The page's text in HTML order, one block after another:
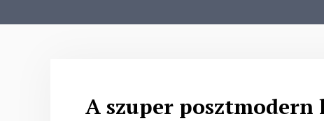
A szuper posztmodern